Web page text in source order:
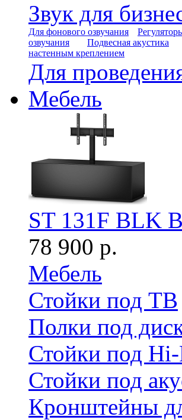
Звук для
Для фонового озвучания
озвучания
Подвесная акустика
настенным креплением
Для
Мебель
ST 131F BLK
78 900 р.
Мебель
Стойки под ТВ
Полки под
Стойки под
Стойки под
Кронштейны